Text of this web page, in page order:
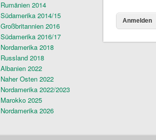
Rumänien 2014
Südamerika 2014/15
Großbritannien 2016
Südamerika 2016/17
Nordamerika 2018
Russland 2018
Albanien 2022
Naher Osten 2022
Nordamerika 2022/2023
Marokko 2025
Nordamerika 2026